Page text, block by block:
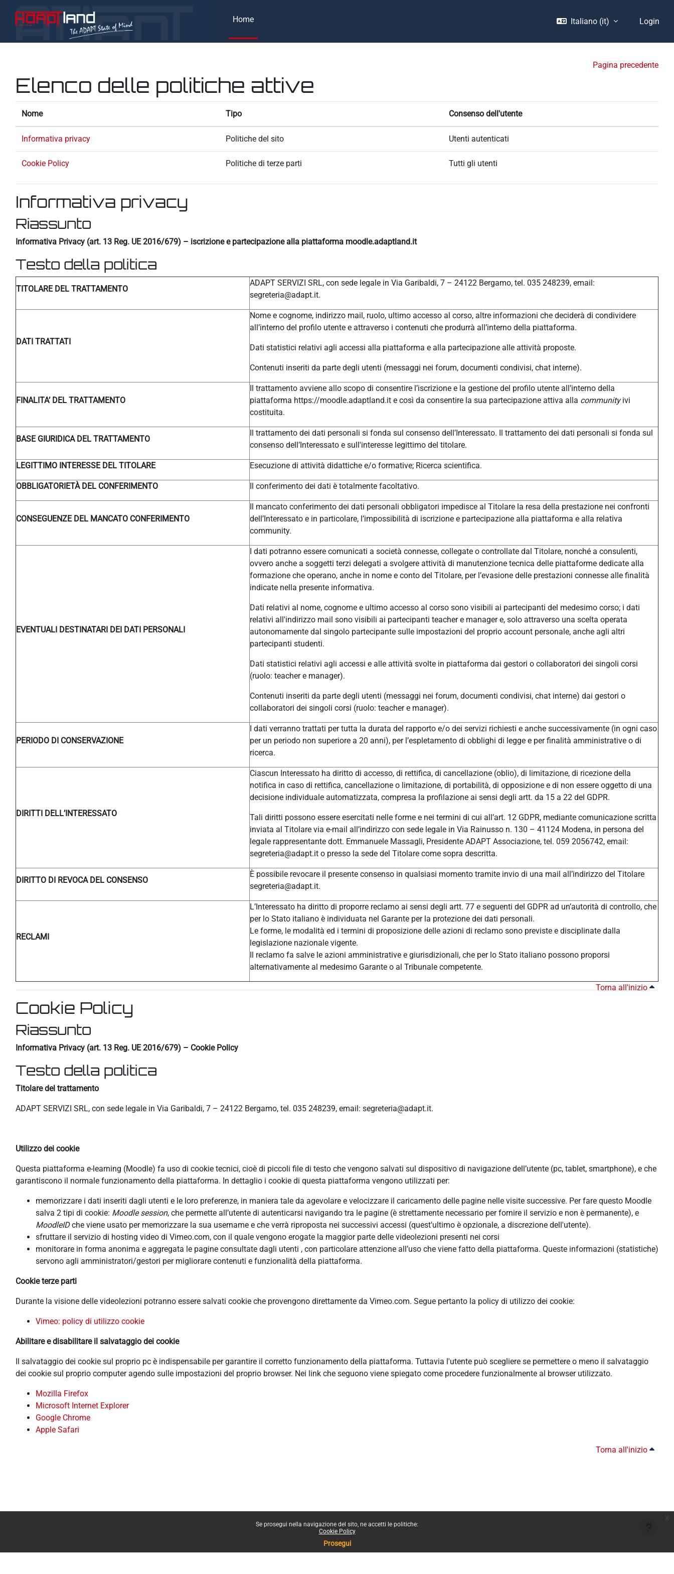
Se prosegui nella navigazione del sito, ne accetti le politiche:
Cookie Policy
Prosegui
Home Italiano ‎(it)‎ Login
Pagina precedente
Elenco delle politiche attive
Nome Tipo Consenso dell'utente
Informativa privacy Politiche del sito Utenti autenticati
Cookie Policy Politiche di terze parti Tutti gli utenti
Informativa privacy
Riassunto
Informativa Privacy (art. 13 Reg. UE 2016/679) – iscrizione e partecipazione alla piattaforma moodle.adaptland.it
Testo della politica
TITOLARE DEL TRATTAMENTO
ADAPT SERVIZI SRL, con sede legale in Via Garibaldi, 7 – 24122 Bergamo, tel. 035 248239, email:
segreteria@adapt.it.
DATI TRATTATI
Nome e cognome, indirizzo mail, ruolo, ultimo accesso al corso, altre informazioni che deciderà di condividere
all’interno del profilo utente e attraverso i contenuti che produrrà all’interno della piattaforma.
Dati statistici relativi agli accessi alla piattaforma e alla partecipazione alle attività proposte.
Contenuti inseriti da parte degli utenti (messaggi nei forum, documenti condivisi, chat interne).
FINALITA’ DEL TRATTAMENTO
Il trattamento avviene allo scopo di consentire l’iscrizione e la gestione del profilo utente all’interno della
piattaforma https://moodle.adaptland.it e così da consentire la sua partecipazione attiva alla communityivi
costituita.
BASE GIURIDICA DEL TRATTAMENTO
Il trattamento dei dati personali si fonda sul consenso dell’Interessato. Il trattamento dei dati personali si fonda sul
consenso dell’Interessato e sull'interesse legittimo del titolare.
LEGITTIMO INTERESSE DEL TITOLARE Esecuzione di attività didattiche e/o formative; Ricerca scientifica.
OBBLIGATORIETÀ DEL CONFERIMENTO Il conferimento dei dati è totalmente facoltativo.
CONSEGUENZE DEL MANCATO CONFERIMENTO
Il mancato conferimento dei dati personali obbligatori impedisce al Titolare la resa della prestazione nei confronti
dell’Interessato e in particolare, l’impossibilità di iscrizione e partecipazione alla piattaforma e alla relativa
community.
EVENTUALI DESTINATARI DEI DATI PERSONALI
I dati potranno essere comunicati a società connesse, collegate o controllate dal Titolare, nonché a consulenti,
ovvero anche a soggetti terzi delegati a svolgere attività di manutenzione tecnica delle piattaforme dedicate alla
formazione che operano, anche in nome e conto del Titolare, per l’evasione delle prestazioni connesse alle finalità
indicate nella presente informativa.
Dati relativi al nome, cognome e ultimo accesso al corso sono visibili ai partecipanti del medesimo corso; i dati
relativi all'indirizzo mail sono visibili ai partecipanti teacher e manager e, solo attraverso una scelta operata
autonomamente dal singolo partecipante sulle impostazioni del proprio account personale, anche agli altri
partecipanti studenti.
Dati statistici relativi agli accessi e alle attività svolte in piattaforma dai gestori o collaboratori dei singoli corsi
(ruolo: teacher e manager).
Contenuti inseriti da parte degli utenti (messaggi nei forum, documenti condivisi, chat interne) dai gestori o
collaboratori dei singoli corsi (ruolo: teacher e manager).
PERIODO DI CONSERVAZIONE
I dati verranno trattati per tutta la durata del rapporto e/o dei servizi richiesti e anche successivamente (in ogni caso
per un periodo non superiore a 20 anni), per l’espletamento di obblighi di legge e per finalità amministrative o di
ricerca.
DIRITTI DELL’INTERESSATO
Ciascun Interessato ha diritto di accesso, di rettifica, di cancellazione (oblio), di limitazione, di ricezione della
notifica in caso di rettifica, cancellazione o limitazione, di portabilità, di opposizione e di non essere oggetto di una
decisione individuale automatizzata, compresa la profilazione ai sensi degli artt. da 15 a 22 del GDPR.
Tali diritti possono essere esercitati nelle forme e nei termini di cui all’art. 12 GDPR, mediante comunicazione scritta
inviata al Titolare via e-mail all’indirizzo con sede legale in Via Rainusso n. 130 – 41124 Modena, in persona del
legale rappresentante dott. Emmanuele Massagli, Presidente ADAPT Associazione, tel. 059 2056742, email:
segreteria@adapt.it o presso la sede del Titolare come sopra descritta.
DIRITTO DI REVOCA DEL CONSENSO
È possibile revocare il presente consenso in qualsiasi momento tramite invio di una mail all’indirizzo del Titolare
segreteria@adapt.it.
RECLAMI
L’Interessato ha diritto di proporre reclamo ai sensi degli artt. 77 e seguenti del GDPR ad un’autorità di controllo, che
per lo Stato italiano è individuata nel Garante per la protezione dei dati personali.
Le forme, le modalità ed i termini di proposizione delle azioni di reclamo sono previste e disciplinate dalla
legislazione nazionale vigente.
Il reclamo fa salve le azioni amministrative e giurisdizionali, che per lo Stato italiano possono proporsi
alternativamente al medesimo Garante o al Tribunale competente.
Torna all'inizio
Cookie Policy
Riassunto
Informativa Privacy (art. 13 Reg. UE 2016/679) – Cookie Policy
Testo della politica
Titolare del trattamento
ADAPT SERVIZI SRL, con sede legale in Via Garibaldi, 7 – 24122 Bergamo, tel. 035 248239, email: segreteria@adapt.it.
Utilizzo dei cookie
Questa piattaforma e-learning (Moodle) fa uso di cookie tecnici, cioè di piccoli file di testo che vengono salvati sul dispositivo di navigazione dell’utente (pc, tablet, smartphone), e che
garantiscono il normale funzionamento della piattaforma. In dettaglio i cookie di questa piattaforma vengono utilizzati per:
memorizzare i dati inseriti dagli utenti e le loro preferenze, in maniera tale da agevolare e velocizzare il caricamento delle pagine nelle visite successive. Per fare questo Moodle
salva 2 tipi di cookie: Moodle session, che permette all’utente di autenticarsi navigando tra le pagine (è strettamente necessario per fornire il servizio e non è permanente), e
MoodleIDche viene usato per memorizzare la sua username e che verrà riproposta nei successivi accessi (quest'ultimo è opzionale, a discrezione dell'utente).
sfruttare il servizio di hosting video di Vimeo.com, con il quale vengono erogate la maggior parte delle videolezioni presenti nei corsi
monitorare in forma anonima e aggregata le pagine consultate dagli utenti , con particolare attenzione all’uso che viene fatto della piattaforma. Queste informazioni (statistiche)
servono agli amministratori/gestori per migliorare contenuti e funzionalità della piattaforma.
Cookie terze parti
Durante la visione delle videolezioni potranno essere salvati cookie che provengono direttamente da Vimeo.com. Segue pertanto la policy di utilizzo dei cookie:
Vimeo: policy di utilizzo cookie
Abilitare e disabilitare il salvataggio dei cookie
Il salvataggio dei cookie sul proprio pc è indispensabile per garantire il corretto funzionamento della piattaforma. Tuttavia l'utente può scegliere se permettere o meno il salvataggio
dei cookie sul proprio computer agendo sulle impostazioni del proprio browser. Nei link che seguono viene spiegato come procedere funzionalmente al browser utilizzato.
Mozilla Firefox
Microsoft Internet Explorer
Google Chrome
Apple Safari
Torna all'inizio